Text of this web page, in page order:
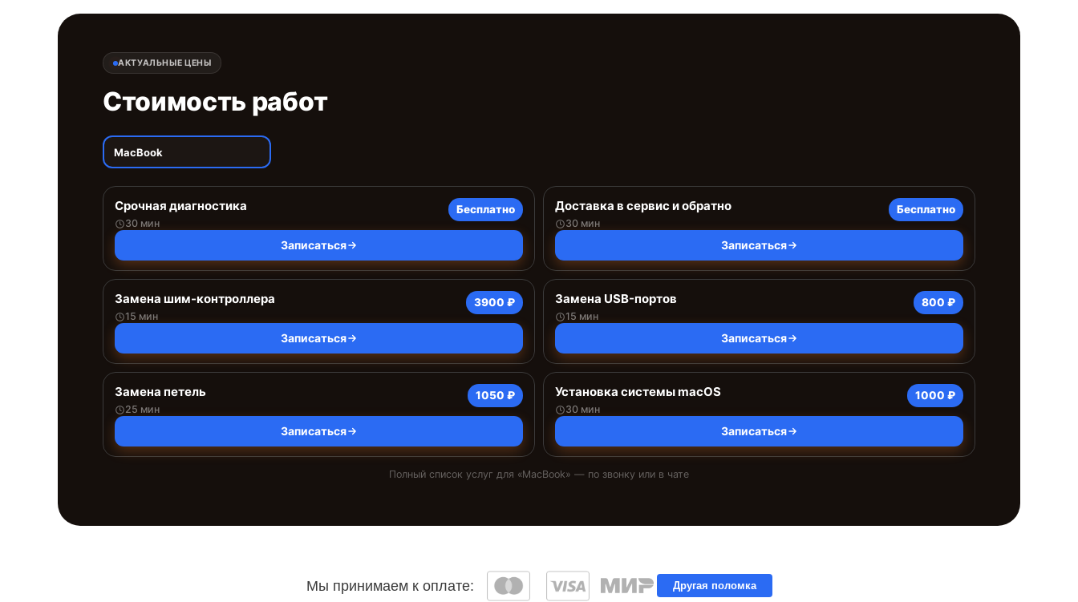
АКТУАЛЬНЫЕ ЦЕНЫ
Стоимость работ
MacBook
Срочная диагностика
30 мин
Бесплатно
Записаться
Доставка в сервис и обратно
30 мин
Бесплатно
Записаться
Замена шим-контроллера
15 мин
3900 ₽
Записаться
Замена USB-портов
15 мин
800 ₽
Записаться
Замена петель
25 мин
1050 ₽
Записаться
Установка системы macOS
30 мин
1000 ₽
Записаться
Полный список услуг для «MacBook» — по звонку или в чате
Мы принимаем к оплате: Другая поломка